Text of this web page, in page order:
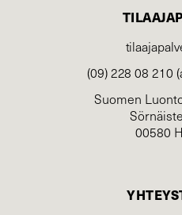
(09) 228 08 210
Suomen
00580